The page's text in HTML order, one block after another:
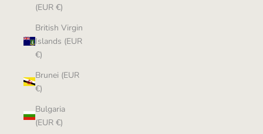
(EUR €)
British Virgin
Islands (EUR
€)
Brunei (EUR
€)
Bulgaria
(EUR €)